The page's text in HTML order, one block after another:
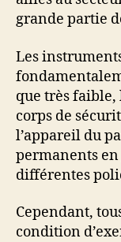
grande partie
Les
que très faible,
corps de
l’appareil du
permanents
différentes
Cependant,
condition